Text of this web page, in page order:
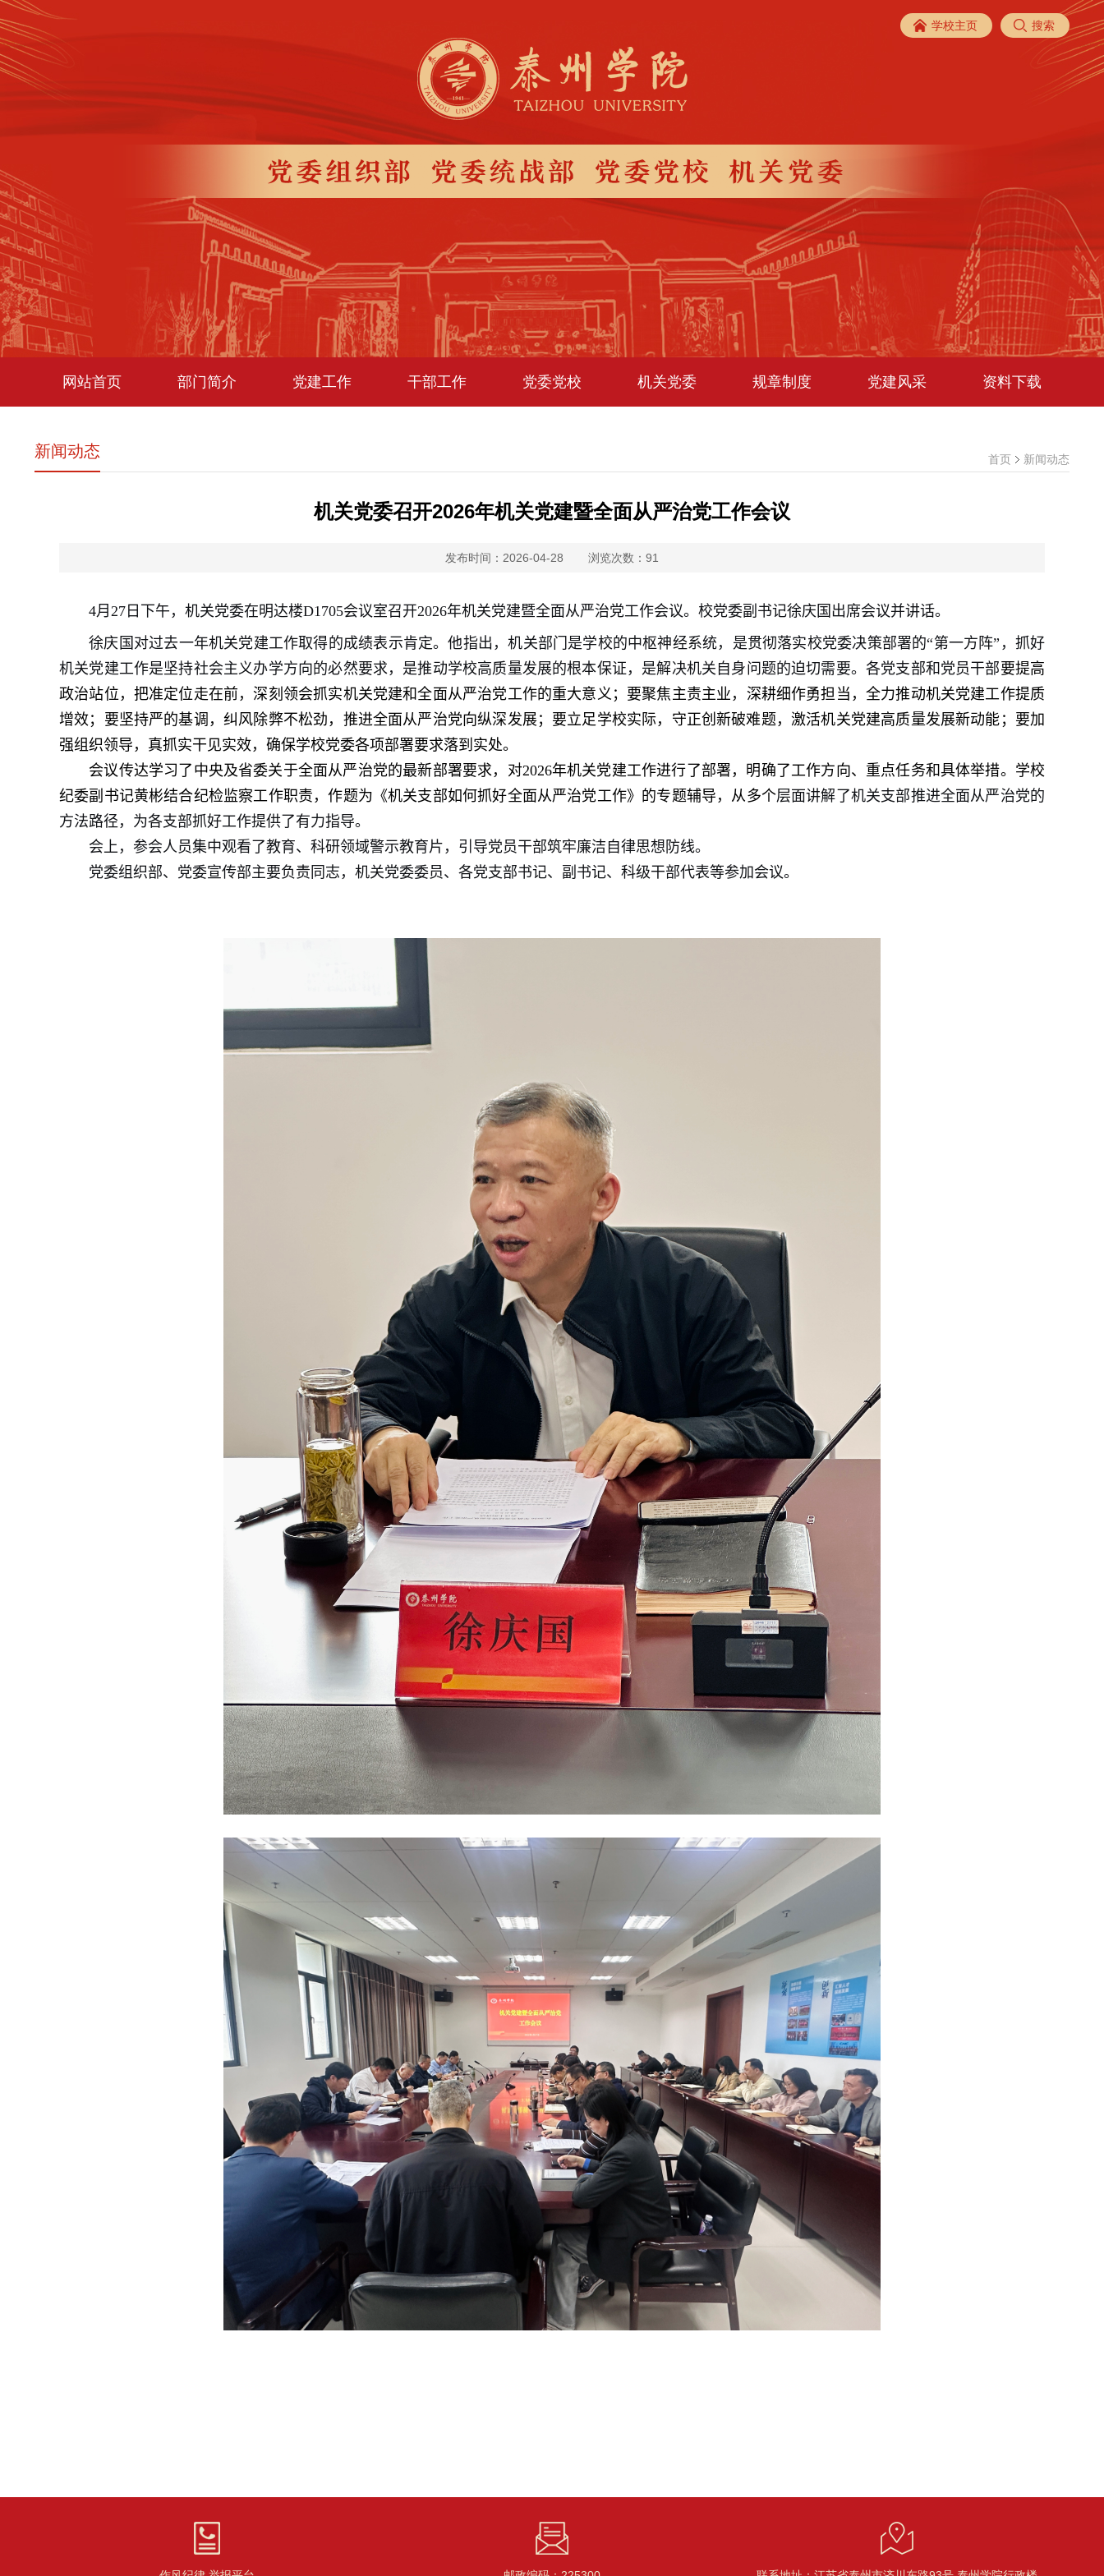
学校主页 搜索
网站首页 部门简介 党建工作 干部工作 党委党校 机关党委 规章制度 党建风采 资料下载
首页 新闻动态
新闻动态
机关党委召开2026年机关党建暨全面从严治党工作会议
发布时间：2026-04-28 浏览次数： 91
4月27日下午，机关党委在明达楼D1705会议室召开2026年机关党建暨全面从严治党工作会议。校党委副书记徐庆国出席会议并讲话。
徐庆国 对过去一年机关党建工作取得的成绩表示肯定。他指出，机关部门 是学校的中枢神经系统，是贯彻落实校党委决策部署的“第一方阵” ， 抓好
机关党建工作是坚持社会主义办学方向的必然要求 ， 是推动学校高质量发展的根本保证 ， 是解决机关自身问题的迫切需要。各党支部和党员干部要提高
政治站位，把准定位走在前，深刻领会抓实机关党建和全面从严治党工作的重大意义；要聚焦主责主业，深耕细作勇担当，全力推动机关党建工作提质
增效；要坚持严的基调，纠风除弊不松劲，推进全面从严治党向纵深发展；要立足学校实际，守正创新破难题，激活机关党建高质量发展新动能； 要加
强组织领导 ， 真抓实干见实效，确保学校党委各项部署要求落到 实处。
会议传达学习了中央及省委关于全面从严治党的最新部署要求，对2026年机关党建工作进行了部署，明确了工作方向、重点任务和具体举措。学校
纪委副书记黄彬结合纪检监察工作职责 ，作题为《机关支部如何抓好全面从严治党工作》的专题辅导，从多个层面讲解了机关支部推进全面从严治党的
方法路径，为各支部抓好工作提供了有力指导。
会 上 ，参会人员集中观看了教育、科研领域警示教育片 ， 引导党员干部筑牢廉洁自律思想防线。
党委组织部、 党委宣传部主要负责同志，机关党委委员、各党支部书记、副书记、科级干部代表等参加会议。